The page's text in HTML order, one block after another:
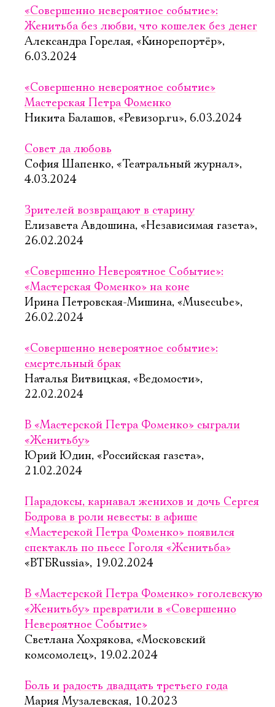
«Совершенно невероятное событие»:
Женитьба без любви, что кошелек без денег
Александра Горелая, «Кинорепортёр»,
6.03.2024
«Совершенно невероятное событие»
Мастерская Петра Фоменко
Никита Балашов, «Ревизор.ru», 6.03.2024
Совет да любовь
София Шапенко, «Театральный журнал»,
4.03.2024
Зрителей возвращают в старину
Елизавета Авдошина, «Независимая газета»,
26.02.2024
«Совершенно Невероятное Событие»:
«Мастерская Фоменко» на коне
Ирина Петровская-Мишина, «Musecube»,
26.02.2024
«Совершенно невероятное событие»:
смертельный брак
Наталья Витвицкая, «Ведомости»,
22.02.2024
В «Мастерской Петра Фоменко» сыграли
«Женитьбу»
Юрий Юдин, «Российская газета»,
21.02.2024
Парадоксы, карнавал женихов и дочь Сергея
Бодрова в роли невесты: в афише
«Мастерской Петра Фоменко» появился
спектакль по пьесе Гоголя «Женитьба»
«ВТБRussia», 19.02.2024
В «Мастерской Петра Фоменко» гоголевскую
«Женитьбу» превратили в «Совершенно
Невероятное Событие»
Светлана Хохрякова, «Московский
комсомолец», 19.02.2024
Боль и радость двадцать третьего года
Мария Музалевская, 10.2023